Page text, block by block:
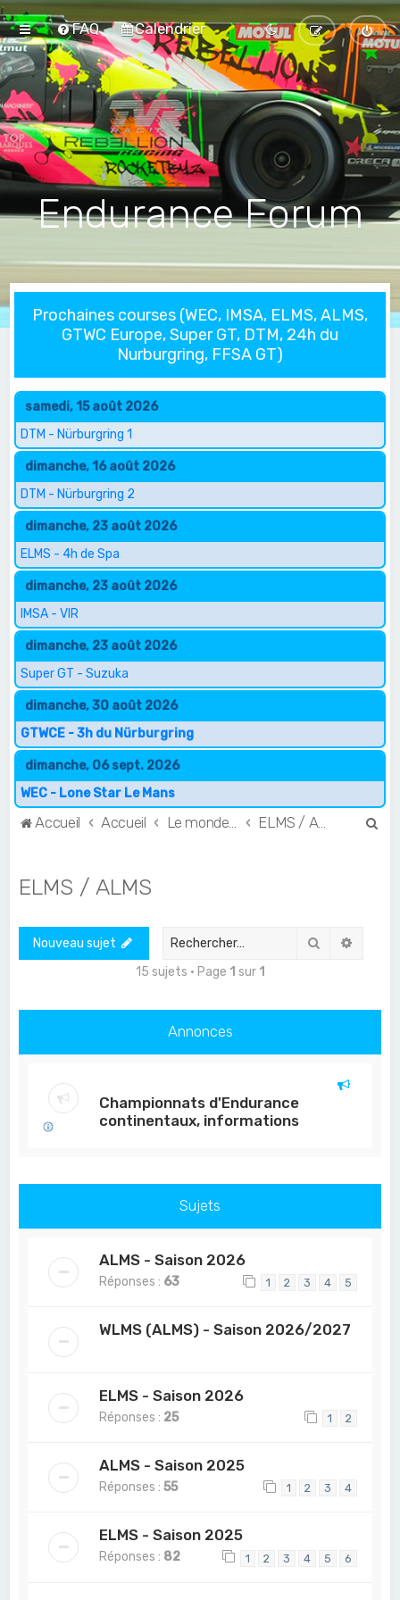
FAQ Calendrier
Endurance Forum
Prochaines courses (WEC, IMSA, ELMS, ALMS,
GTWC Europe, Super GT, DTM, 24h du
Nurburgring, FFSA GT)
samedi, 15 août 2026
DTM - Nürburgring 1
dimanche, 16 août 2026
DTM - Nürburgring 2
dimanche, 23 août 2026
ELMS - 4h de Spa
dimanche, 23 août 2026
IMSA - VIR
dimanche, 23 août 2026
Super GT - Suzuka
dimanche, 30 août 2026
GTWCE - 3h du Nürburgring
dimanche, 06 sept. 2026
WEC - Lone Star Le Mans
Accueil Accueil
ELMS / ALMS
Nouveau sujet Rechercher
15 sujets • Page 1 sur 1
Annonces
Championnats d'Endurance
continentaux, informations
Sujets
ALMS - Saison 2026
Réponses : 63 1 2 3 4 5
WLMS (ALMS) - Saison 2026/2027
ELMS - Saison 2026
Réponses : 25 1 2
ALMS - Saison 2025
Réponses :55 1 2 3 4
ELMS - Saison 2025
Réponses : 82 1 2 3 4 5 6